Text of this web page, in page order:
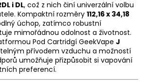
i DL, což z nich činí univerzální volbu
Kompaktní rozměry 112,16 x 34,18
úchop, zatímco robustní
mimořádnou odolnost a životnost.
Pod Cartridgí GeekVape J
přívodem vzduchu a možností
umožňuje přizpůsobit si vapování
preferencí.
HLEDAT